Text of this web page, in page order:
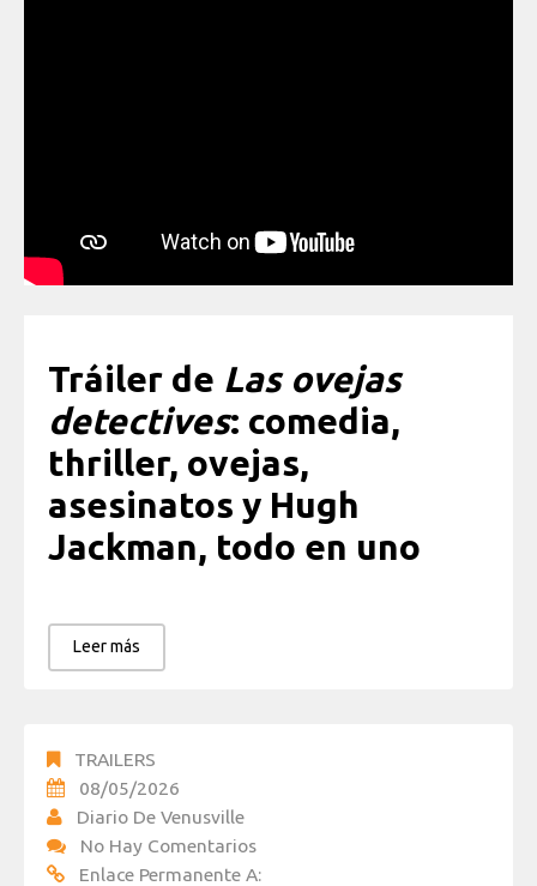
Tráiler de Las ovejas
detectives: comedia,
thriller, ovejas,
asesinatos y Hugh
Jackman, todo en uno
Leer más
TRAILERS
08/05/2026
Diario De Venusville
No Hay Comentarios
Enlace Permanente A: